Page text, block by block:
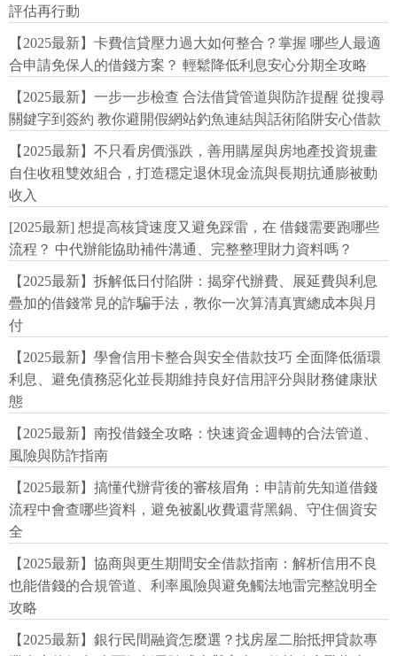
評估再行動
【2025最新】卡費信貸壓力過大如何整合？掌握 哪些人最適
合申請免保人的借錢方案？ 輕鬆降低利息安心分期全攻略
【2025最新】一步一步檢查 合法借貸管道與防詐提醒 從搜尋
關鍵字到簽約 教你避開假網站釣魚連結與話術陷阱安心借款
【2025最新】不只看房價漲跌，善用購屋與房地產投資規畫
自住收租雙效組合，打造穩定退休現金流與長期抗通膨被動
收入
[2025最新] 想提高核貸速度又避免踩雷，在 借錢需要跑哪些
流程？ 中代辦能協助補件溝通、完整整理財力資料嗎？
【2025最新】拆解低日付陷阱：揭穿代辦費、展延費與利息
疊加的借錢常見的詐騙手法，教你一次算清真實總成本與月
付
【2025最新】學會信用卡整合與安全借款技巧 全面降低循環
利息、避免債務惡化並長期維持良好信用評分與財務健康狀
態
【2025最新】南投借錢全攻略：快速資金週轉的合法管道、
風險與防詐指南
【2025最新】搞懂代辦背後的審核眉角：申請前先知道借錢
流程中會查哪些資料，避免被亂收費還背黑鍋、守住個資安
全
【2025最新】協商與更生期間安全借款指南：解析信用不良
也能借錢的合規管道、利率風險與避免觸法地雷完整說明全
攻略
【2025最新】銀行民間融資怎麼選？找房屋二胎抵押貸款專